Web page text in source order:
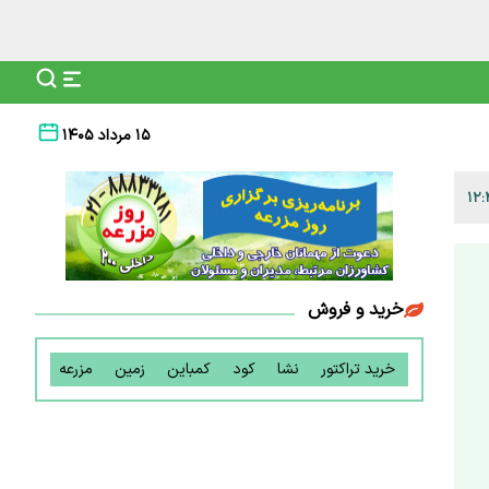
۱۵ مرداد ۱۴۰۵
خرید و فروش
خرید تراکتور نشا کود کمباین زمین مزرعه